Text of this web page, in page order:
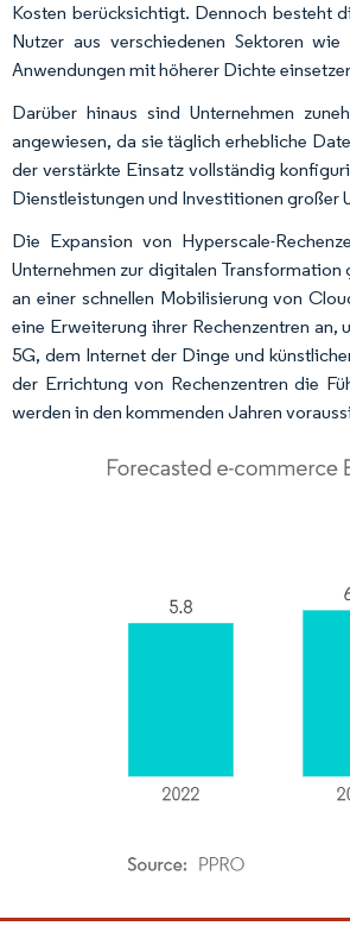
Kosten berücksichtigt. Dennoch besteht
Nutzer aus verschiedenen Sektoren
Anwendungen mit höherer Dichte
Darüber hinaus sind Unternehmen
angewiesen, da sie täglich erhebliche
der verstärkte Einsatz vollständig
Dienstleistungen und Investitionen großer
Die Expansion von Hyperscale-
Unternehmen zur digitalen
an einer schnellen Mobilisierung von
eine Erweiterung ihrer Rechenzentren
5G, dem Internet der Dinge und
der Errichtung von Rechenzentren die
werden in den kommenden Jahren
Bild © Mordor Intelligence. Wiederverwendung